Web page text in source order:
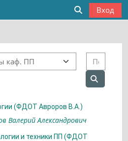
Изменить
Вход
Категории курсов
Поиск
(ФДОТ Авроров В.А.)
Валерий Александрович
и техники ПП (ФДОТ